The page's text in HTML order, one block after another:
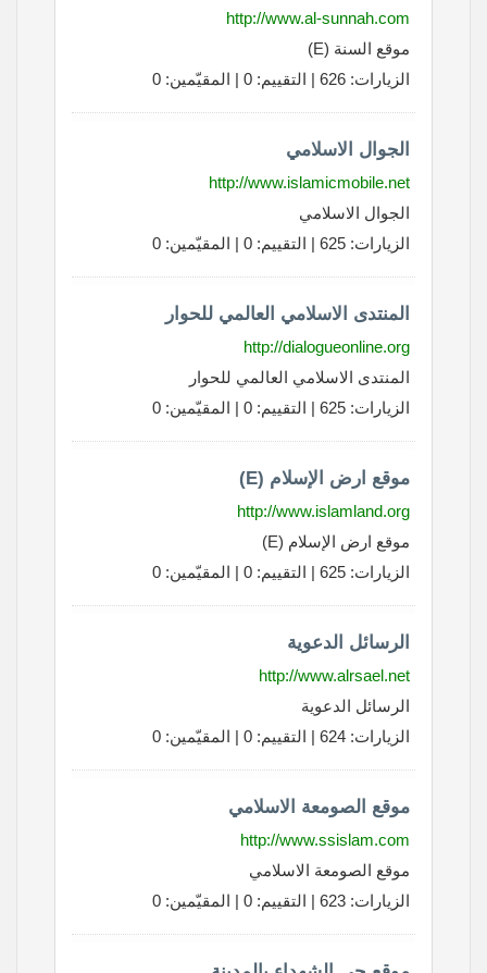
http://www.al-sunnah.com
موقع السنة (E)
الزيارات: 626 | التقييم: 0 | المقيّمين: 0
الجوال الاسلامي
http://www.islamicmobile.net
الجوال الاسلامي
الزيارات: 625 | التقييم: 0 | المقيّمين: 0
المنتدى الاسلامي العالمي للحوار
http://dialogueonline.org
المنتدى الاسلامي العالمي للحوار
الزيارات: 625 | التقييم: 0 | المقيّمين: 0
موقع ارض الإسلام (E)
http://www.islamland.org
موقع ارض الإسلام (E)
الزيارات: 625 | التقييم: 0 | المقيّمين: 0
الرسائل الدعوية
http://www.alrsael.net
الرسائل الدعوية
الزيارات: 624 | التقييم: 0 | المقيّمين: 0
موقع الصومعة الاسلامي
http://www.ssislam.com
موقع الصومعة الاسلامي
الزيارات: 623 | التقييم: 0 | المقيّمين: 0